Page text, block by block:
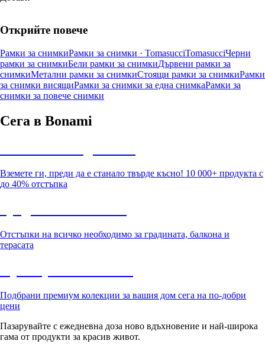
Открийте повече
Рамки за снимкиРамки за снимки · TomasucciTomasucciЧерни
рамки за снимкиБели рамки за снимкиДървени рамки за
снимкиМетални рамки за снимкиСтоящи рамки за снимкиРамки
за снимки висящиРамки за снимки за една снимкаРамки за
снимки за повече снимки
Сега в Bonami
Вземете ги, преди да е станало твърде късно! 10 000+ продукта с
до 40% отстъпка
Отстъпки на всичко необходимо за градината, балкона и
терасата
Подбрани премиум колекции за вашия дом сега на по-добри
цени
Пазарувайте с ежедневна доза ново вдъхновение и най-широка
гама от продукти за красив живот.